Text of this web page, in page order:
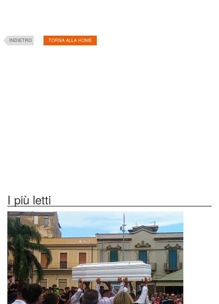
INDIETRO TORNA ALLA HOME
I più letti